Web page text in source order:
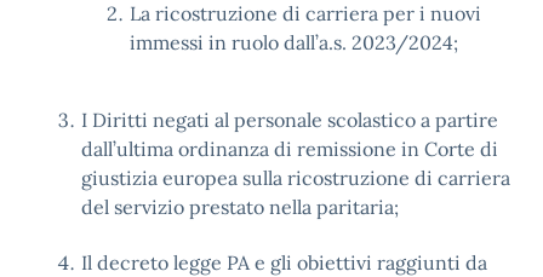
La ricostruzione di carriera per i nuovi
immessi in ruolo dall’a.s. 2023/2024;
I Diritti negati al personale scolastico a partire
dall’ultima ordinanza di remissione in Corte di
giustizia europea sulla ricostruzione di carriera
del servizio prestato nella paritaria;
Il decreto legge PA e gli obiettivi raggiunti da